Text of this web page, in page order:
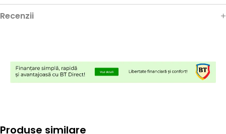
Recenzii
Produse similare